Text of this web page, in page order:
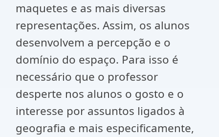
maquetes e as mais diversas
representações. Assim, os alunos
desenvolvem a percepção e o
domínio do espaço. Para isso é
necessário que o professor
desperte nos alunos o gosto e o
interesse por assuntos ligados à
geografia e mais especificamente,